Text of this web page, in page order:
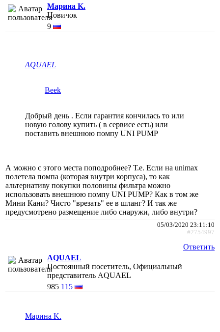
Марина K.
Новичок
9
AQUAEL
Beek
Добрый день . Если гарантия кончилась то или
новую голову купить ( в сервисе есть) или
поставить внешнюю помпу UNI PUMP
А можно с этого места поподробнее? Т.е. Если на unimax
полетела помпа (которая внутри корпуса), то как
альтернативу покупки половины фильтра можно
использовать внешнюю помпу UNI PUMP? Как в том же
Мини Кани? Чисто "врезать" ее в шланг? И так же
предусмотрено размещение либо снаружи, либо внутри?
05/03/2020 23:11:10
#2754997
Ответить
AQUAEL
Постоянный посетитель, Официальный
представитель AQUAEL
985 115
Марина K.